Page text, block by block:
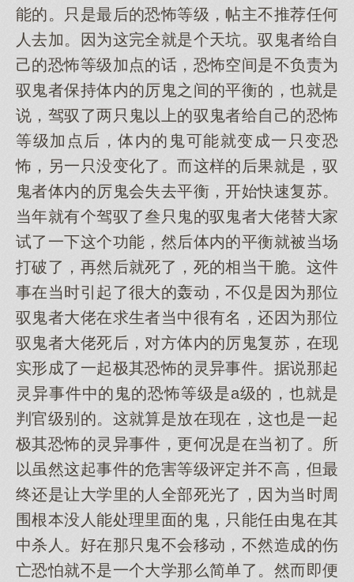
能的。只是最后的恐怖等级，帖主不推荐任何
人去加。因为这完全就是个天坑。驭鬼者给自
己的恐怖等级加点的话，恐怖空间是不负责为
驭鬼者保持体内的厉鬼之间的平衡的，也就是
说，驾驭了两只鬼以上的驭鬼者给自己的恐怖
等级加点后，体内的鬼可能就变成一只变恐
怖，另一只没变化了。而这样的后果就是，驭
鬼者体内的厉鬼会失去平衡，开始快速复苏。
当年就有个驾驭了叁只鬼的驭鬼者大佬替大家
试了一下这个功能，然后体内的平衡就被当场
打破了，再然后就死了，死的相当干脆。这件
事在当时引起了很大的轰动，不仅是因为那位
驭鬼者大佬在求生者当中很有名，还因为那位
驭鬼者大佬死后，对方体内的厉鬼复苏，在现
实形成了一起极其恐怖的灵异事件。据说那起
灵异事件中的鬼的恐怖等级是a级的，也就是
判官级别的。这就算是放在现在，这也是一起
极其恐怖的灵异事件，更何况是在当初了。所
以虽然这起事件的危害等级评定并不高，但最
终还是让大学里的人全部死光了，因为当时周
围根本没人能处理里面的鬼，只能任由鬼在其
中杀人。好在那只鬼不会移动，不然造成的伤
亡恐怕就不是一个大学那么简单了。然而即便